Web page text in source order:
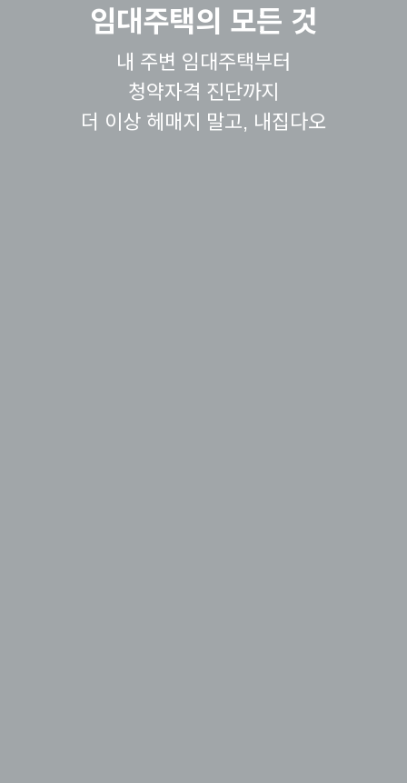
임대주택의 모든 것
내 주변 임대주택부터
청약자격 진단까지
더 이상 헤매지 말고, 내집다오